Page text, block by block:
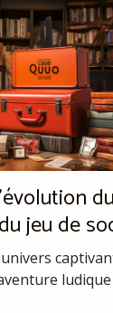
du
jeu de